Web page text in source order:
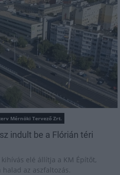
Mérnöki Tervező Zrt.
indult be a Flórián téri
elé állítja a KM Építőt,
az aszfaltozás.